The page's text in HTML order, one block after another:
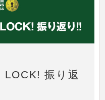
LOCK! 振り返